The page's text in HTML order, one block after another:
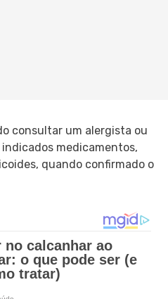
consultar um alergista ou
medicamentos,
quando confirmado o